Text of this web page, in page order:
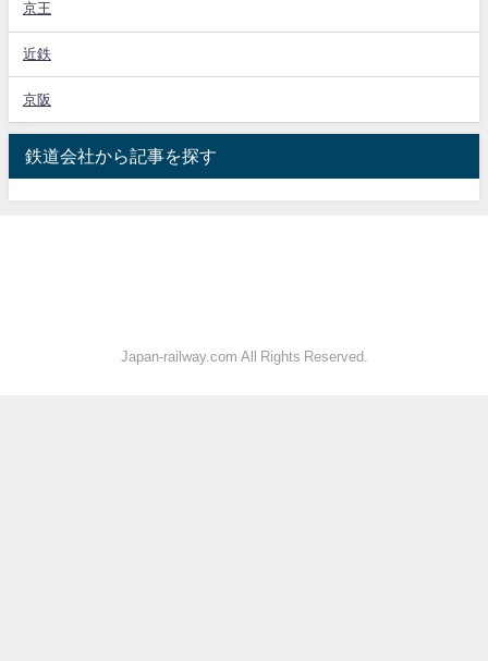
京王
近鉄
京阪
鉄道会社から記事を探す
Japan-railway.com All Rights Reserved.